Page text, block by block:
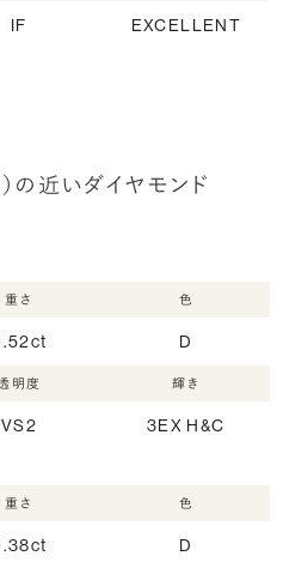
IF EXCELLENT
の近いダイヤモンド
重さ 色
D
明度
VS2
輝き
3EX H&C
重さ 色
D